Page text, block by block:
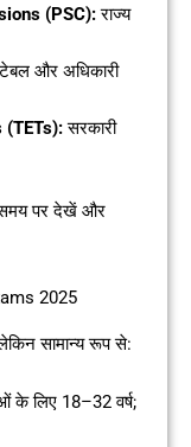
(PSC):राज्य
और अधिकारी
सरकारी
समय पर देखें और
2025
लेकिन सामान्य रूप से:
के लिए 18–32 वर्ष;